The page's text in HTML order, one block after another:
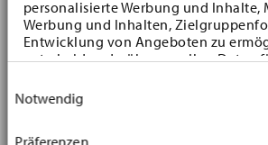
personalisierte Werbung und Inhalte,
Werbung und Inhalten,
Entwicklung von Angeboten zu
entscheiden darüber, wer Ihre Daten
Cookie-Erklärung oder durch Klicken
Trigger Symbol ändern oder widerrufen
Notwendig
Präferenzen